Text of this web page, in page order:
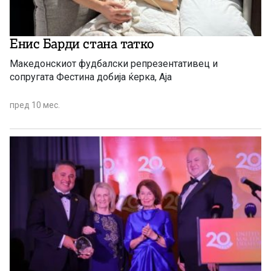
Енис Барди стана татко
Македонскиот фудбалски репрезентативец и
сопругата Фестина добија ќерка, Аја
пред 10 мес.